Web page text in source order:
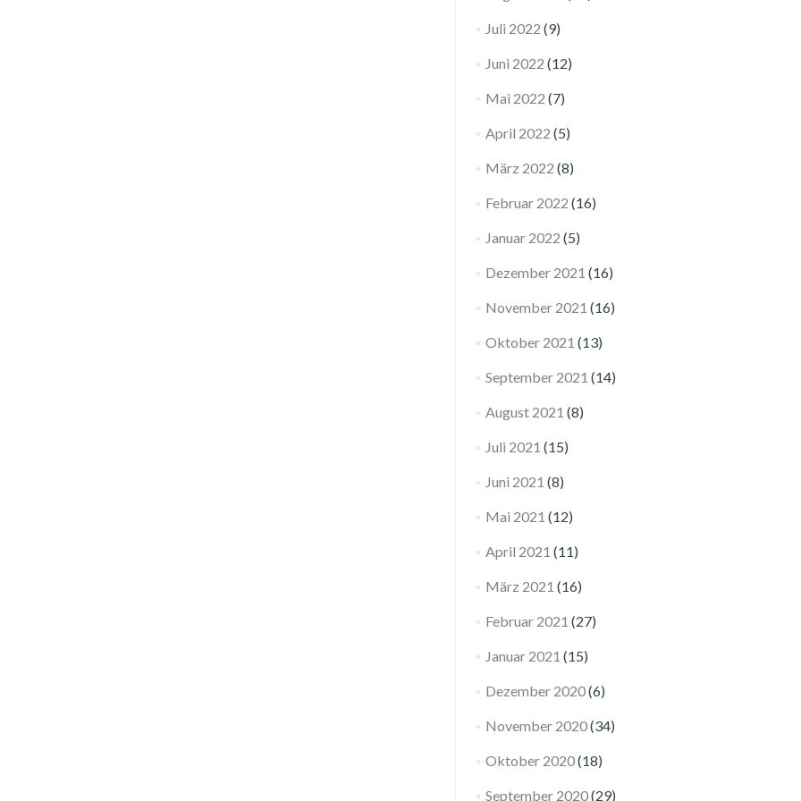
Juli 2022 (9)
Juni 2022 (12)
Mai 2022 (7)
April 2022 (5)
März 2022 (8)
Februar 2022 (16)
Januar 2022 (5)
Dezember 2021 (16)
November 2021 (16)
Oktober 2021 (13)
September 2021 (14)
August 2021 (8)
Juli 2021 (15)
Juni 2021 (8)
Mai 2021 (12)
April 2021 (11)
März 2021 (16)
Februar 2021 (27)
Januar 2021 (15)
Dezember 2020(6)
November 2020(34)
Oktober 2020(18)
September 2020(29)